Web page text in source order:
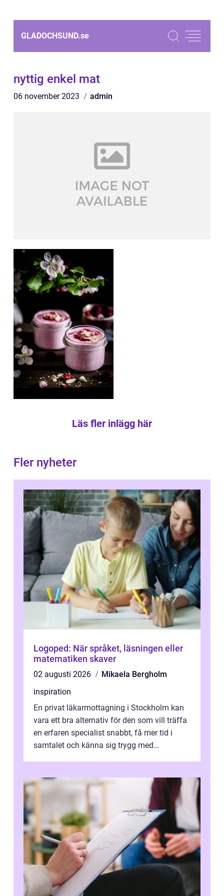
GLADOCHSUND.se
nyttig enkel mat
06 november 2023 admin
Läs fler inlägg här
Fler nyheter
Logoped: När språket, läsningen eller
matematiken skaver
02 augusti 2026
Mikaela Bergholm
inspiration
En privat läkarmottagning i Stockholm kan
vara ett bra alternativ för den som vill träffa
en erfaren specialist snabbt, få mer tid i
samtalet och känna sig trygg med